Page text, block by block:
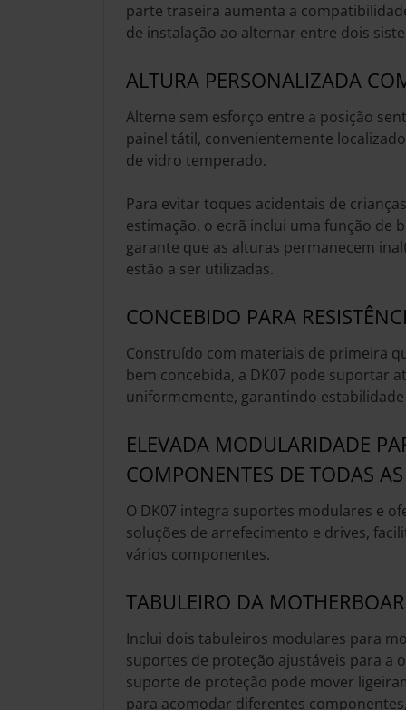
parte traseira aumenta a
de instalação ao alternar entre dois
ALTURA PERSONALIZADA
Alterne sem esforço entre a posição
painel tátil, convenientemente
de vidro temperado.
Para evitar toques acidentais de
estimação, o ecrã inclui uma função de
garante que as alturas permanecem
estão a ser utilizadas.
CONCEBIDO PARA
Construído com materiais de primeira
bem concebida, a DK07 pode suportar
uniformemente, garantindo
ELEVADA MODULARIDADE
COMPONENTES DE TODAS
O DK07 integra suportes modulares e
soluções de arrefecimento e drives,
vários componentes.
TABULEIRO DA
Inclui dois tabuleiros modulares para
suportes de proteção ajustáveis para a
suporte de proteção pode mover
para acomodar diferentes